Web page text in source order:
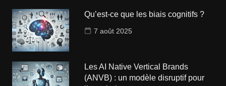
Qu’est-ce que les biais cognitifs ?
7 août 2025
Les AI Native Vertical Brands
(ANVB) : un modèle disruptif pour